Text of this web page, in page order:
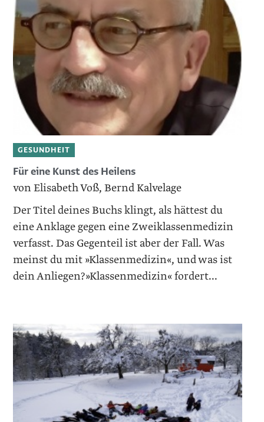
GESUNDHEIT
Für eine Kunst des Heilens
von Elisabeth Voß, Bernd Kalvelage
Der Titel deines Buchs klingt, als hättest du
eine Anklage gegen eine Zweiklassenmedizin
verfasst. Das Gegenteil ist aber der Fall. Was
meinst du mit »Klassenmedizin«, und was ist
dein Anliegen?»Klassenmedizin« fordert...